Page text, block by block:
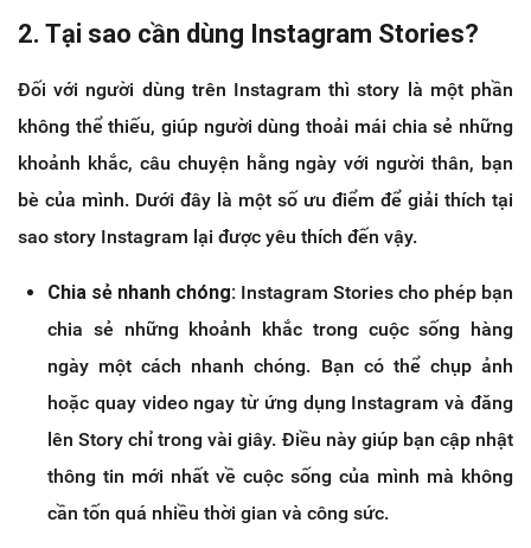
2. Tại sao cần dùng Instagram Stories?
Đối với người dùng trên Instagram thì story là một phần
không thể thiếu, giúp người dùng thoải mái chia sẻ những
khoảnh khắc, câu chuyện hằng ngày với người thân, bạn
bè của mình. Dưới đây là một số ưu điểm để giải thích tại
sao story Instagram lại được yêu thích đến vậy.
Chia sẻ nhanh chóng: Instagram Stories cho phép bạn
chia sẻ những khoảnh khắc trong cuộc sống hàng
ngày một cách nhanh chóng. Bạn có thể chụp ảnh
hoặc quay video ngay từ ứng dụng Instagram và đăng
lên Story chỉ trong vài giây. Điều này giúp bạn cập nhật
thông tin mới nhất về cuộc sống của mình mà không
cần tốn quá nhiều thời gian và công sức.